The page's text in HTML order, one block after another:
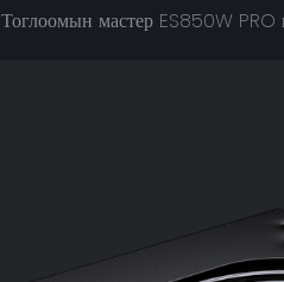
Тоглоомын мастер ES850W